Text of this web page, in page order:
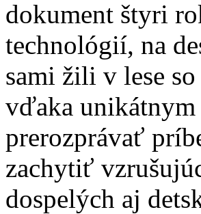
dokument štyri
technológií, na
sami žili v lese
vďaka unikátnym
prerozprávať
zachytiť
dospelých aj